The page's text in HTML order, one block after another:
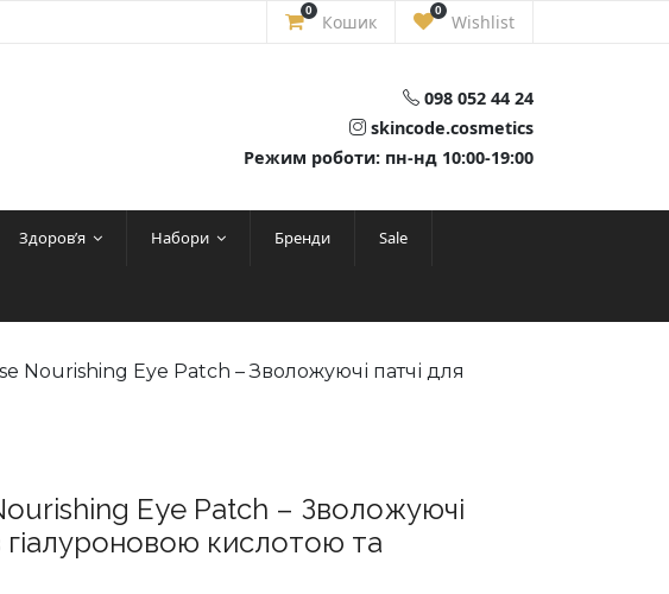
0
Кошик
0
Wishlist
098 052 44 24
skincode.cosmetics
Режим роботи: пн-нд 10:00-19:00
Здоров’я Набори Бренди Sale
Nourishing Eye Patch – Зволожуючі патчі для
Eye Patch – Зволожуючі
гіалуроновою кислотою та